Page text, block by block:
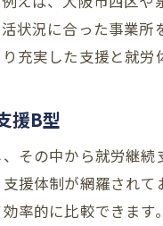
パソコ
大阪市
今後注
状況に合った事業
充実した支援と就労
援B型
その中から就労継
援体制が網羅され
率的に比較できま